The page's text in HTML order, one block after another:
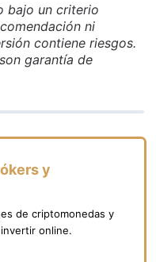
bajo un criterio
ni
contiene riesgos.
garantía de
y
de criptomonedas y
online.